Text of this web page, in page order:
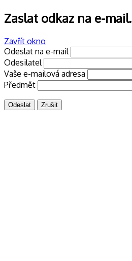
Zaslat odkaz na e-mail.
Zavřít okno
Odeslat na e-mail
Odesilatel
Vaše e-mailová adresa
Předmět
Odeslat Zrušit